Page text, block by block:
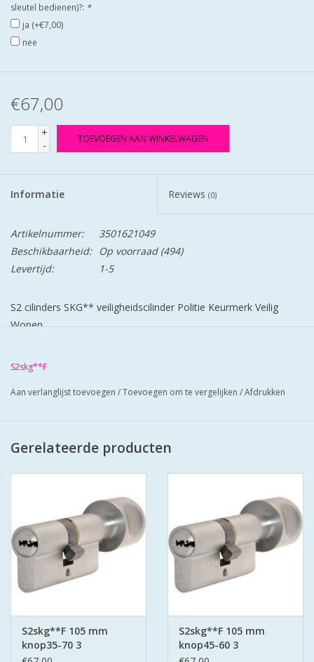
waakborden
sleutel bedienen)?: *
ja (+€7,00)
nee
€67,00
+
-
TOEVOEGEN AAN WINKELWAGEN
Informatie Reviews (0)
Artikelnummer:
3501621049
Beschikbaarheid:
Op voorraad(494)
Levertijd:
1-5
S2 cilinders SKG** veiligheidscilinder Politie Keurmerk Veilig
Wonen.
Cilinders hebben boor belemmering-anti lockpikken-anti
u voor super veilige deuren.
S2skg**F
Aan verlanglijst toevoegen /Toevoegen om te vergelijken /Afdrukken
Gerelateerde producten
S2skg**F 105 mm
knop35-70 3
keersleutels
S2skg**F 105 mm
knop45-60 3
keersleutels